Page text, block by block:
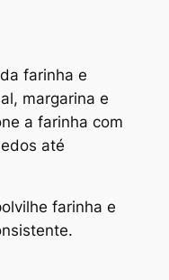
farinha e
margarina e
a farinha com
até
farinha e